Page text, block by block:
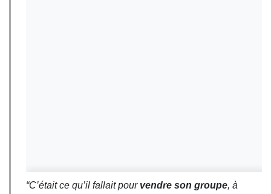
“C’était ce qu’il fallait pour vendre son groupe, à